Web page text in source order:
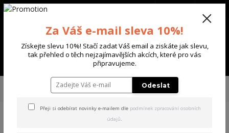
Menu
+420 702 136 620
TRIČKA & TÍLKA
Yakuza dámské tílko Tribes Long Tail
Za Váš e-mail sleva 10%!
Získejte slevu 10%! Stačí zadat Váš email a ziskáte jak slevu,
tak přehled o těch nejzajímavějších akcích, které pro vás
připravujeme.
Odeslat
Přeji si odebírat novinky e-mailem dle podmínek zpracování osobních
údajů.